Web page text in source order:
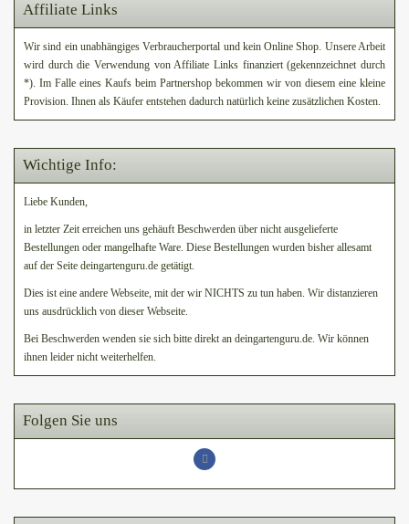
Affiliate Links
Wir sind ein unabhängiges Verbraucherportal und kein Online Shop. Unsere Arbeit
wird durch die Verwendung von Affiliate Links finanziert (gekennzeichnet durch
*). Im Falle eines Kaufs beim Partnershop bekommen wir von diesem eine kleine
Provision. Ihnen als Käufer entstehen dadurch natürlich keine zusätzlichen Kosten.
Wichtige Info:
Liebe Kunden,
in letzter Zeit erreichen uns gehäuft Beschwerden über nicht ausgelieferte
Bestellungen oder mangelhafte Ware. Diese Bestellungen wurden bisher allesamt
auf der Seite deingartenguru.de getätigt.
Dies ist eine andere Webseite, mit der wir NICHTS zu tun haben. Wir distanzieren
uns ausdrücklich von dieser Webseite.
Bei Beschwerden wenden sie sich bitte direkt an deingartenguru.de. Wir können
ihnen leider nicht weiterhelfen.
Folgen Sie uns